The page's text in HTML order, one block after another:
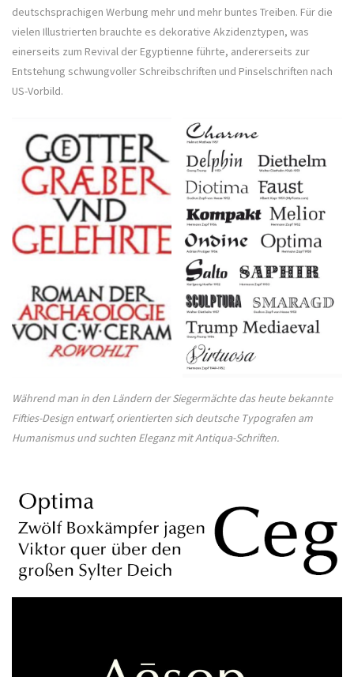
deutschsprachigen Werbung mehr und mehr buntes Treiben. Für die
vielen Illustrierten brauchte es dekorative Akzidenztypen, was
einerseits zum Revival der Egyptienne führte, andererseits zur
Entstehung schwungvoller Schreibschriften und Pinselschriften nach
US-Vorbild.
Während man in den Ländern der Siegermächte das heute bekannte
Fifties-Design entwarf, orientierten sich deutsche Typografen am
Humanismus und suchten Eleganz mit Antiqua-Schriften.